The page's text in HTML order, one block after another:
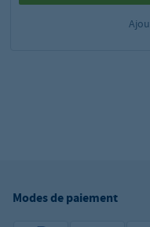
Modes de paiement